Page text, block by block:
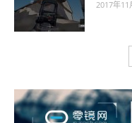
2017年11